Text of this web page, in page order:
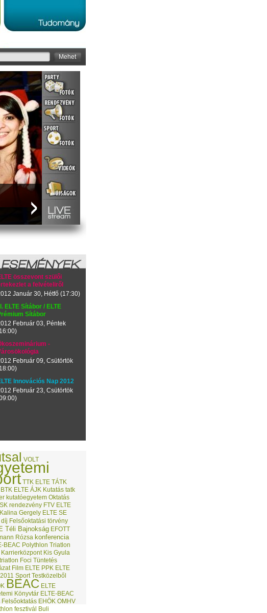
Mehet
Eötvös: Férfias játékok
Évnyitójára. Fellendülőben lenne sportéletünk?
Erasmus party
Dátum:
összevont szülői
a felvételiről
Január 30, Hétfő (17:30)
III. ELTE Sítábor / ELTE
Sítábor
Február 03, Péntek
-
Február 09, Csütörtök
Innovációs Nap 2012
Február 23, Csütörtök
VOLT
TTK ELTE TÁTK
BTK ELTE ÁJK Kutatás tatk
kutatóegyetem Oktatás
rendezvény FTV ELTE
Kalina Gergely ELTE SE
díj Felsőoktatási törvény
Téli Bajnokság EFOTT
Rózsa konferencia
BEAC Polythlon Triatlon
Karrierközpont Kis Gyula
triatlon Foci Tüntetés
Film ELTE PPK ELTE
2011 Sport Testközelből
BEAC ELTE
Könyvtár ELTE-BEAC
Felsőoktatás EHÖK OMHV
fesztivál Buli